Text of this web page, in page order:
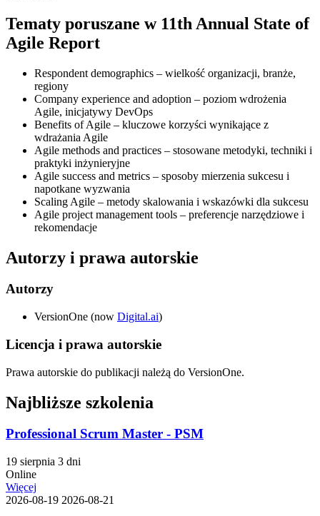
Tematy poruszane w 11th Annual State of
Agile Report
Respondent demographics – wielkość organizacji, branże,
regiony
Company experience and adoption – poziom wdrożenia
Agile, inicjatywy DevOps
Benefits of Agile – kluczowe korzyści wynikające z
wdrażania Agile
Agile methods and practices – stosowane metodyki, techniki i
praktyki inżynieryjne
Agile success and metrics – sposoby mierzenia sukcesu i
napotkane wyzwania
Scaling Agile – metody skalowania i wskazówki dla sukcesu
Agile project management tools – preferencje narzędziowe i
rekomendacje
Autorzy i prawa autorskie
Autorzy
VersionOne (now Digital.ai)
Licencja i prawa autorskie
Prawa autorskie do publikacji należą do VersionOne.
Najbliższe szkolenia
Professional Scrum Master - PSM
19 sierpnia 3 dni
Online
Więcej
2026-08-19 2026-08-21